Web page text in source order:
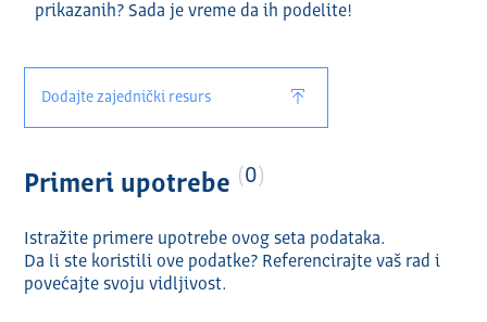
prikazanih? Sada je vreme da ih podelite!
Dodajte zajednički resurs
Primeri upotrebe 0
Istražite primere upotrebe ovog seta podataka.
Da li ste koristili ove podatke? Referencirajte vaš rad i
povećajte svoju vidlјivost.